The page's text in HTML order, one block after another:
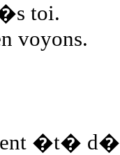
toi.
voyons.
�t�